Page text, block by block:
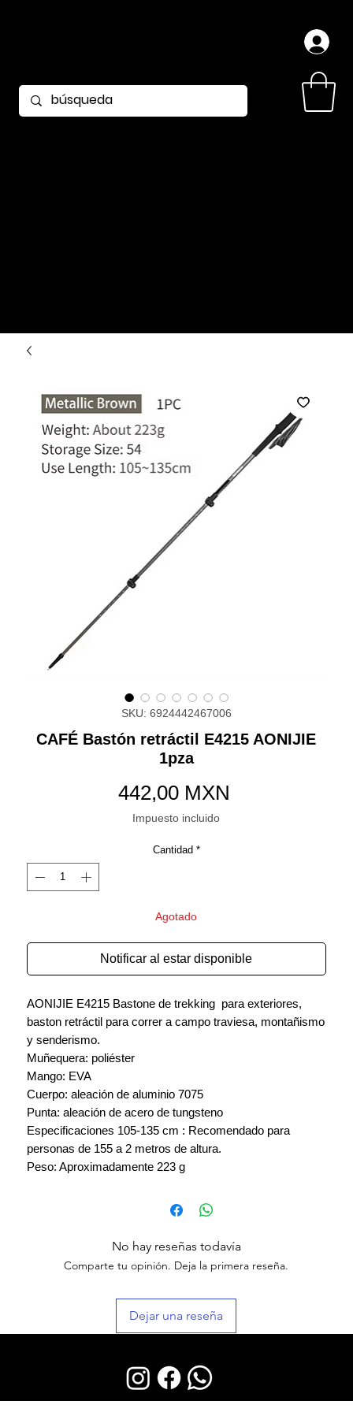
SKU: 6924442467006
CAFÉ Bastón retráctil E4215 AONIJIE
1pza
442,00 MXN
Impuesto incluido
Cantidad *
Agotado
Notificar al estar disponible
AONIJIE E4215 Bastone de trekking para exteriores,
baston retráctil para correr a campo traviesa, montañismo
y senderismo.
Muñequera: poliéster
Mango: EVA
Cuerpo: aleación de aluminio 7075
Punta: aleación de acero de tungsteno
Especificaciones 105-135 cm : Recomendado para
personas de 155 a 2 metros de altura.
Peso: Aproximadamente 223 g
No hay reseñas todavía
Comparte tu opinión. Deja la primera reseña.
Dejar una reseña